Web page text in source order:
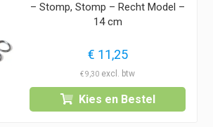
– Stomp, Stomp – Recht Model –
14 cm
€ 11,25
€9,30
Kies en Bestel